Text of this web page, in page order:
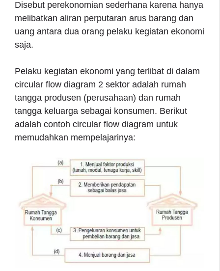
Disebut perekonomian sederhana karena hanya
melibatkan aliran perputaran arus barang dan
uang antara dua orang pelaku kegiatan ekonomi
saja.
Pelaku kegiatan ekonomi yang terlibat di dalam
circular flow diagram 2 sektor adalah rumah
tangga produsen (perusahaan) dan rumah
tangga keluarga sebagai konsumen. Berikut
adalah contoh circular flow diagram untuk
memudahkan mempelajarinya: